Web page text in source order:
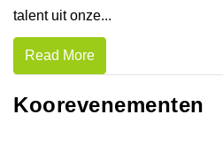
talent uit onze...
Read More
Koorevenementen